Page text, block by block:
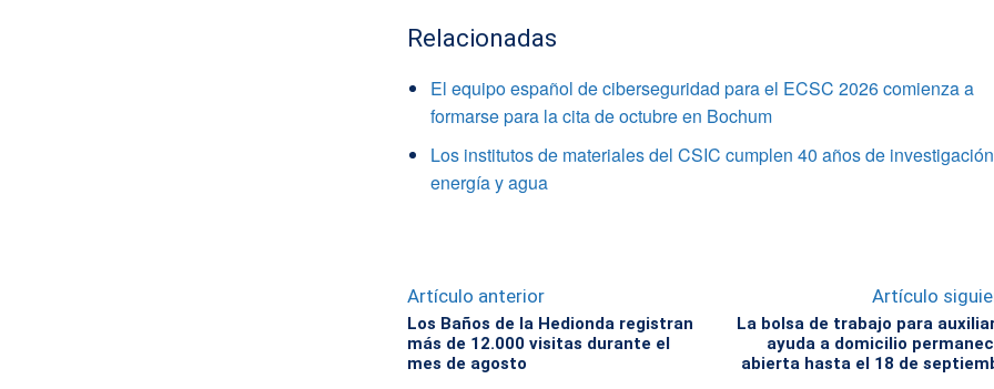
Relacionadas
El equipo español de ciberseguridad para el ECSC 2026 comienza a
formarse para la cita de octubre en Bochum
Los institutos de materiales del CSIC cumplen 40 años de
energía y agua
Artículo anterior
Los Baños de la Hedionda registran
más de 12.000 visitas durante el
mes de agosto
Artículo
La bolsa de trabajo para
ayuda a domicilio
abierta hasta el 18 de